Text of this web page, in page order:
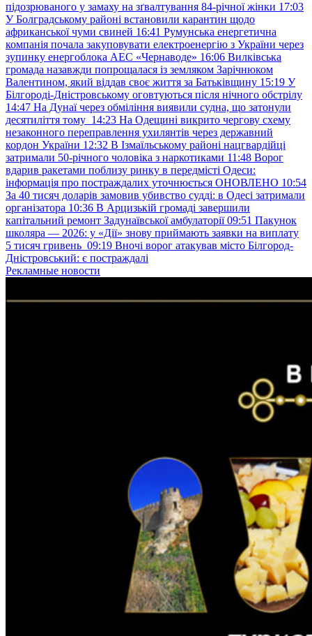
підозрюваного у замаху на зґвалтування 84-річної жінки 17:03
У Болградському районі встановили карантин щодо
африканської чуми свиней 16:41 Румунська енергетична
компанія почала закуповувати електроенергію з України через
зупинку енергоблока АЕС «Чернаводе» 16:06 Вилківська
громада назавжди попрощалася із земляком Зарічнюком
Валентином, який віддав своє життя за Батьківщину 15:19 У
Білгороді-Дністровському оговтуються після нічного обстрілу
14:47 На Дунаї через обміління виявили судна, що затонули
десятиліття тому 14:23 На Одещині викрито чергову схему
незаконного переправлення ухилянтів через державний
кордон України 12:32 В Ізмаїльському районі нацгвардійці
затримали 50-річного чоловіка з наркотиками 11:48 Ворог
вдарив ракетами поблизу ринку в передмісті Одеси:
інформація про постраждалих уточнюється ОНОВЛЕНО 10:54
За 40 тисяч доларів замовив убивство судді: в Одесі затримали
організатора 10:36 В Арцизькій громаді завершили
капітальний ремонт Задунаївської амбулаторії 09:51 Пакунок
школяра — 2026: у «Дії» знову приймають заявки на виплату
5 тисяч гривень 09:19 Вночі ворог атакував місто Білгород-
Дністровський: є постраждалі
Рекламные новости